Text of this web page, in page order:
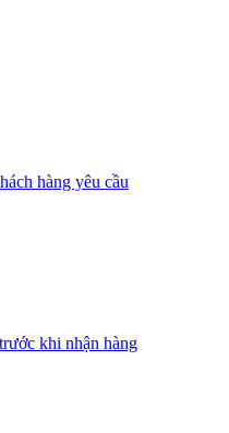
hàng yêu cầu
khi nhận hàng